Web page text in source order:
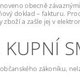
obecně
doklad – fakturu.
a zašle jej v
zákoníku,